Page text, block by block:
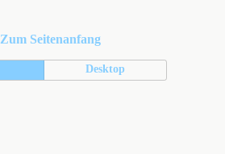
Zum Seitenanfang
Desktop